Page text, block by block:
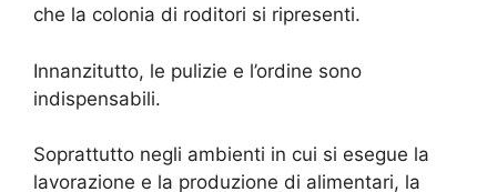
che la colonia di roditori si ripresenti.
Innanzitutto, le pulizie e l’ordine sono
indispensabili.
Soprattutto negli ambienti in cui si esegue la
lavorazione e la produzione di alimentari, la